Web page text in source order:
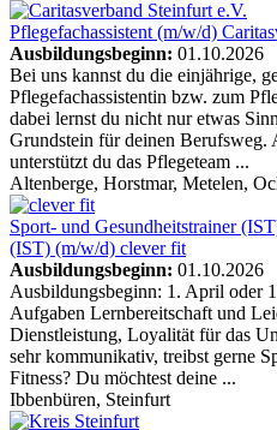
Pflegefachassistent (m/w/d)
Ausbildungsbeginn: 01.10.2026
Bei uns kannst du die einjährige,
Pflegefachassistentin bzw. zum
dabei lernst du nicht nur etwas
Grundstein für deinen Berufsweg.
unterstützt du das Pflegeteam ...
Altenberge, Horstmar, Metelen,
Sport- und Gesundheitstrainer
(IST) (m/w/d) clever fit
Ausbildungsbeginn: 01.10.2026
Ausbildungsbeginn: 1. April oder
Aufgaben Lernbereitschaft und
Dienstleistung, Loyalität für das
sehr kommunikativ, treibst gerne
Fitness? Du möchtest deine ...
Ibbenbüren, Steinfurt